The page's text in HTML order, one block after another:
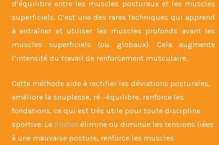
d’équilibre entre les muscles posturaux et les muscles
superficiels. C’est une des rares techniques qui apprend
à entraîner et utiliser les muscles profonds avant les
muscles superficiels (ou globaux). Cela augmente
l’intensité du travail de renforcement musculaire.
Cette méthode aide à rectifier les déviations posturales,
améliore la souplesse, ré –équilibre, renforce les
fondations, ce qui est très utile pour toute discipline
sportive. Le Pilates élimine ou diminue les tensions liées
à une mauvaise posture, renforce les muscles